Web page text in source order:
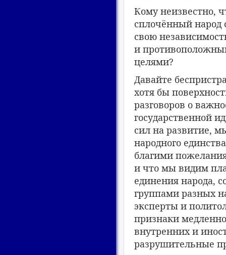
Кому неизвестно,
сплочённый народ
свою
и
целями?
Давайте
хотя бы
разговоров о
государственной
сил на развитие,
народного
благими
и что мы видим
единения народа,
группами разных
эксперты и
признаки
внутренних и
разрушительные